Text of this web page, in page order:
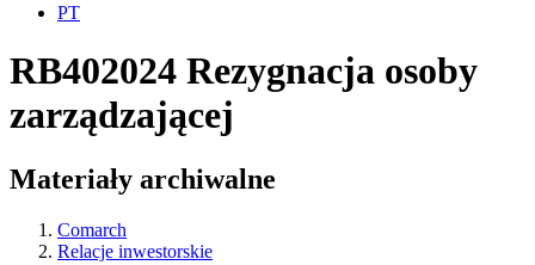
PT
RB402024 Rezygnacja osoby
zarządzającej
Materiały archiwalne
Comarch
Relacje inwestorskie